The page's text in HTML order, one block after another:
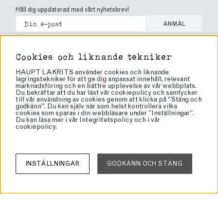
Håll dig uppdaterad med vårt nyhetsbrev!
ANMÄL
Cookies
Vanliga frågor
Brand Ambassador
Bli återförsäljare
Butiker
Om lakrits
Haupt Lakrits
Rörvägen 60
info@lakrits.se
Cookies och liknande tekniker
HAUPT LAKRITS använder cookies och liknande
lagringstekniker för att ge dig anpassat innehåll, relevant
marknadsföring och en bättre upplevelse av vår webbplats.
Du bekräftar att du har läst vår cookiepolicy och samtycker
till vår användning av cookies genom att klicka på "Stäng och
godkänn". Du kan själv när som helst kontrollera vilka
cookies som sparas i din webbläsare under ”Inställningar”.
Du kan läsa mer i vår Integritetspolicy och i vår
cookiepolicy.
INSTÄLLNINGAR GODKÄNN OCH STÄNG